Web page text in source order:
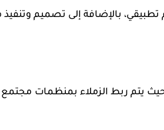
تطبيقي، بالإضافة إلى تصميم
يتم ربط الزملاء بمنظمات مجتمع